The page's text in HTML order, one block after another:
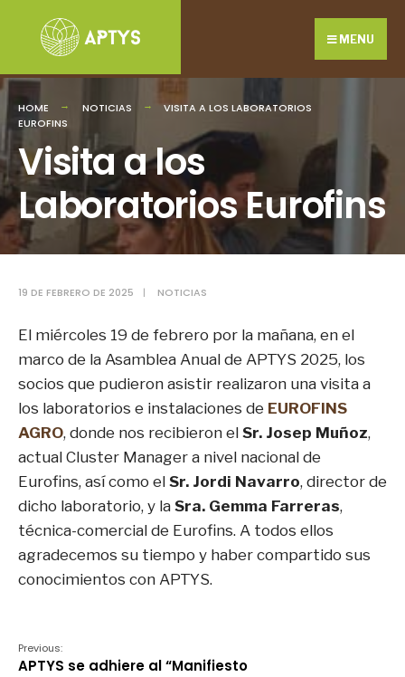
MENU
HOME NOTICIAS
VISITA A LOS LABORATORIOS
EUROFINS
Visita a los
Laboratorios Eurofins
19 DE FEBRERO DE 2025 | NOTICIAS
El miércoles 19 de febrero por la mañana, en el
marco de la Asamblea Anual de APTYS 2025, los
socios que pudieron asistir realizaron una visita a
los laboratorios e instalaciones de EUROFINS
AGRO, donde nos recibieron el Sr. Josep Muñoz,
actual Cluster Manager a nivel nacional de
Eurofins, así como el Sr. Jordi Navarro, director de
dicho laboratorio, y la Sra. Gemma Farreras,
técnica-comercial de Eurofins. A todos ellos
agradecemos su tiempo y haber compartido sus
conocimientos con APTYS.
Previous:
APTYS se adhiere al “Manifiesto
for: